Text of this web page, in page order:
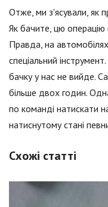
Отже, ми з'ясували, як
Як бачите, цю операцію
Правда, на
спеціальний
бачку у нас не вийде.
більше двох годин.
по команді натискати
натиснутому стані
Схожі статті